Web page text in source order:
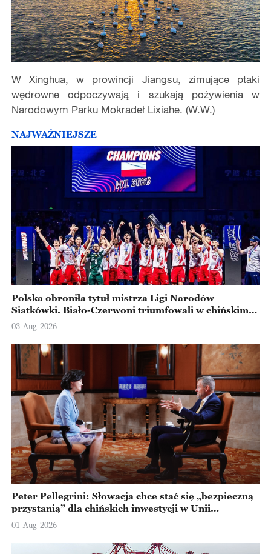
W Xinghua, w prowincji Jiangsu, zimujące ptaki
wędrowne odpoczywają i szukają pożywienia w
Narodowym Parku Mokradeł Lixiahe. (W.W.)
NAJWAŻNIEJSZE
Polska obroniła tytuł mistrza Ligi Narodów
Siatkówki. Biało-Czerwoni triumfowali w chińskim
Ningbo
03-Aug-2026
Peter Pellegrini: Słowacja chce stać się „bezpieczną
przystanią” dla chińskich inwestycji w Unii
Europejskiej
01-Aug-2026